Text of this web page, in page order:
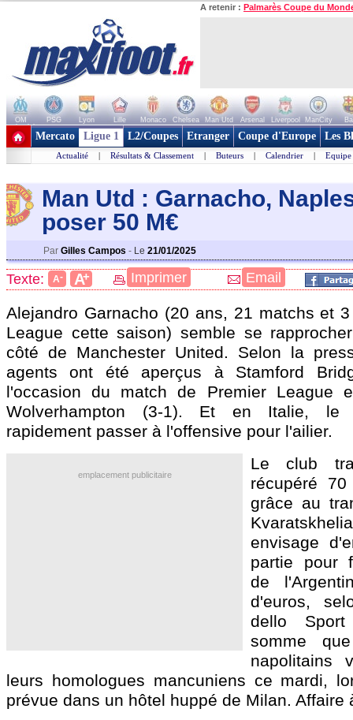
A retenir : Palmarès Coupe du
OM PSG Lyon Lille Monaco Chelsea Man Utd Arsenal Liverpool ManCity
+ de clubs
Mercato Ligue 1 L2/Coupes Etranger Coupe d'Europe Les
Actualité | Résultats & Classement | Buteurs | Calendrier | Equipe
Man Utd : Garnacho,
poser 50 M€
Par Gilles Campos - Le 21/01/2025
Texte: A- A+ Imprimer Email
Alejandro Garnacho (20 ans, 21 matchs et
League cette saison) semble se
côté de Manchester United. Selon la
agents ont été aperçus à Stamford
l'occasion du match de Premier League
Wolverhampton (3-1). Et en Italie, le
rapidement passer à l'offensive pour l'ailier.
emplacement publicitaire
Le club
récupéré
grâce au
envisage
partie pour
de
d'euros,
dello
somme
napolitains
leurs homologues mancuniens ce mardi,
prévue dans un hôtel huppé de Milan. Affaire